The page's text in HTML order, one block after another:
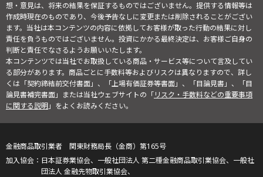
想・意見は、将来の結果を保証するものではございません。提供する情報等は
作成時現在のものであり、今後予告なしに変更または削除されることがござい
ます。当社は本コンテンツの内容に依拠してお客様が取った行動の結果に対し
責任を負うものではございません。投資にかかる最終決定は、お客様ご自身の
判断と責任でなさるようお願いいたします。
本コンテンツでは当社でお取扱している商品・サービス等について言及してい
る部分があります。商品ごとに手数料等およびリスクは異なりますので、詳し
くは「契約締結前交付書面」、「上場有価証券等書面」、「目論見書」、「目
論見書補完書面」または当社ウェブサイトの「リスク・手数料などの重要事項
に関する説明」をよくお読みください。
金融商品取引業者 関東財務局長（金商）第165号
日本証券業協会、一般社団法人 第二種金融商品取引業協会、一般社
団法人 金融先物取引業協会、